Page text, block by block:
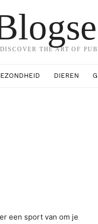
DISCOVER THE ART OF
DIEREN
een sport van om je